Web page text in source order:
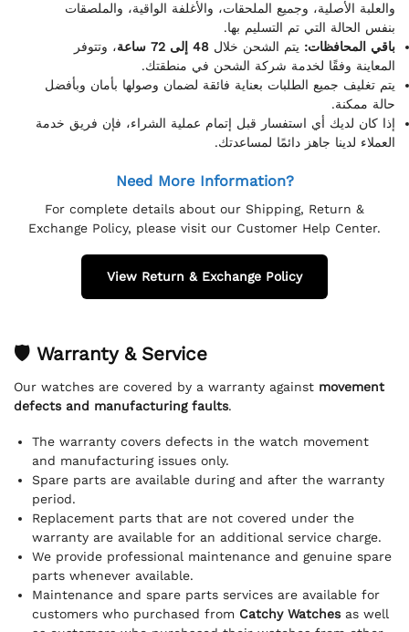
والعلبة الأصلية، وجميع الملحقات، والأغلفة الواقية، والملصقات
بنفس الحالة التي تم التسليم بها.
باقي المحافظات: يتم الشحن خلال 48 إلى 72 ساعة
، وتتوفر
المعاينة وفقًا لخدمة شركة الشحن في منطقتك.
يتم تغليف جميع الطلبات بعناية فائقة لضمان وصولها بأمان وبأفضل
حالة ممكنة.
إذا كان لديك أي استفسار قبل إتمام عملية الشراء، فإن فريق خدمة
العملاء لدينا جاهز دائمًا لمساعدتك.
Need More Information?
For complete details about our Shipping, Return &
Exchange Policy, please visit our Customer Help Center.
View Return & Exchange Policy
🛡 Warranty & Service
Our watches are covered by a warranty against movement
defects and manufacturing faults.
The warranty covers defects in the watch movement
and manufacturing issues only.
Spare parts are available during and after the warranty
period.
Replacement parts that are not covered under the
warranty are available for an additional service charge.
We provide professional maintenance and genuine spare
parts whenever available.
Maintenance and spare parts services are available for
customers who purchased from Catchy Watchesas well